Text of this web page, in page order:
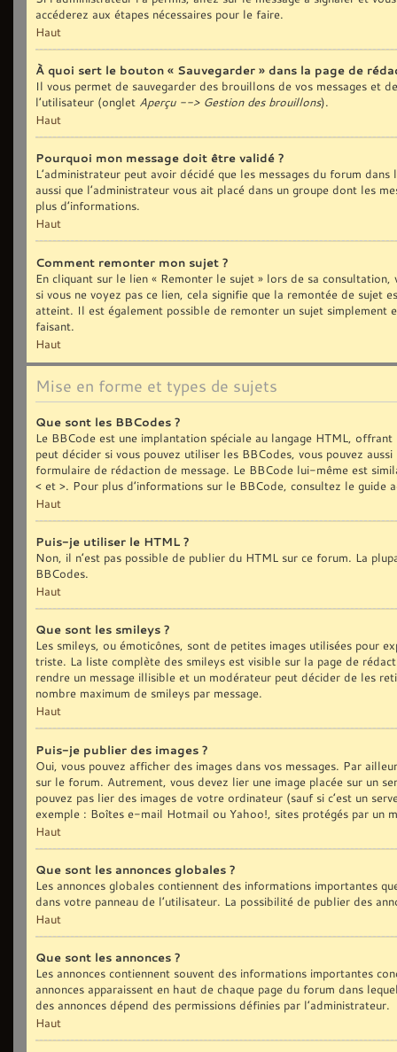
accéderez aux étapes nécessaires pour le faire.
Haut
À quoi sert le bouton « Sauvegarder » dans la page de
Il vous permet de sauvegarder des brouillons de vos messages et
l’utilisateur (onglet Aperçu --> Gestion des brouillons).
Haut
Pourquoi mon message doit être validé ?
L’administrateur peut avoir décidé que les messages du forum
aussi que l’administrateur vous ait placé dans un groupe dont les
plus d’informations.
Haut
Comment remonter mon sujet ?
En cliquant sur le lien « Remonter le sujet » lors de sa consultation,
si vous ne voyez pas ce lien, cela signifie que la remontée de sujet
atteint. Il est également possible de remonter un sujet simplement
faisant.
Haut
Mise en forme et types de sujets
Que sont les BBCodes ?
Le BBCode est une implantation spéciale au langage HTML,
peut décider si vous pouvez utiliser les BBCodes, vous pouvez
formulaire de rédaction de message. Le BBCode lui-même est
< et >. Pour plus d’informations sur le BBCode, consultez le guide
Haut
Puis-je utiliser le HTML ?
Non, il n’est pas possible de publier du HTML sur ce forum. La
BBCodes.
Haut
Que sont les smileys ?
Les smileys, ou émoticônes, sont de petites images utilisées pour
triste. La liste complète des smileys est visible sur la page de
rendre un message illisible et un modérateur peut décider de les
nombre maximum de smileys par message.
Haut
Puis-je publier des images ?
Oui, vous pouvez afficher des images dans vos messages. Par
sur le forum. Autrement, vous devez lier une image placée sur un
pouvez pas lier des images de votre ordinateur (sauf si c’est un
exemple : Boîtes e-mail Hotmail ou Yahoo!, sites protégés par un
Haut
Que sont les annonces globales ?
Les annonces globales contiennent des informations importantes
dans votre panneau de l’utilisateur. La possibilité de publier des
Haut
Que sont les annonces ?
Les annonces contiennent souvent des informations importantes
annonces apparaissent en haut de chaque page du forum dans
des annonces dépend des permissions définies par l’administrateur.
Haut